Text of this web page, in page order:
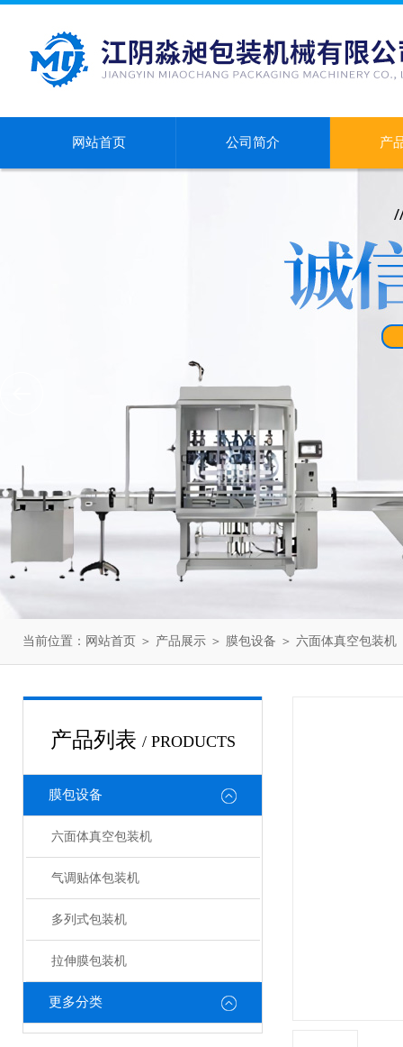
网站首页 公司简介 产
当前位置： 网站首页 ＞ 产品展示 ＞ 膜包设备 ＞ 六面体真空包装机
产品列表 / PRODUCTS
膜包设备
六面体真空包装机
气调贴体包装机
多列式包装机
拉伸膜包装机
更多分类